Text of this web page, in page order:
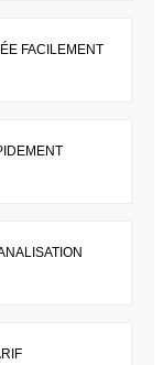
FACILEMENT